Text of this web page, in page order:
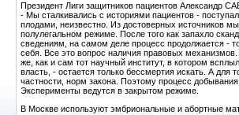
Президент Лиги защитников пациентов Александр
- Мы сталкивались с историями пациентов -
плодами, неизвестно. Из достоверных источников
полулегальном режиме. После того как запахло
сведениям, на самом деле процесс продолжается -
себя. Все это вопрос наличия правовых
же, как и сам тот научный институт, в котором
власть, - остается только бессмертия искать. А
частности, норм закона. Поэтому процесс
Эксперименты ведутся в закрытом режиме.
В Москве используют эмбриональные и абортные